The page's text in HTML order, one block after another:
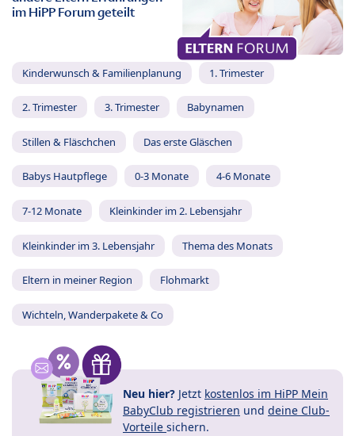
im HiPP Forum geteilt
Kinderwunsch & Familienplanung 1. Trimester
2. Trimester 3. Trimester Babynamen
Stillen & Fläschchen Das erste Gläschen
Babys Hautpflege 0-3 Monate 4-6 Monate
7-12 Monate Kleinkinder im 2. Lebensjahr
Kleinkinder im 3. Lebensjahr Thema des Monats
Eltern in meiner Region Flohmarkt
Wichteln, Wanderpakete & Co
Neu hier? Jetzt kostenlos im HiPP Mein
BabyClub registrieren und deine Club-
Vorteile sichern.